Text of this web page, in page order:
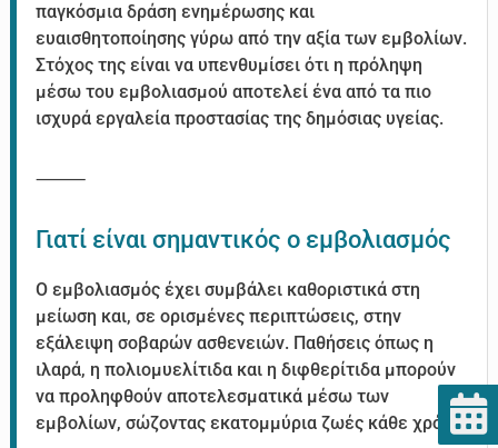
παγκόσμια δράση ενημέρωσης και
ευαισθητοποίησης γύρω από την αξία των εμβολίων.
Στόχος της είναι να υπενθυμίσει ότι η πρόληψη
μέσω του εμβολιασμού αποτελεί ένα από τα πιο
ισχυρά εργαλεία προστασίας της δημόσιας υγείας.
⸻
Γιατί είναι σημαντικός ο εμβολιασμός
Ο εμβολιασμός έχει συμβάλει καθοριστικά στη
μείωση και, σε ορισμένες περιπτώσεις, στην
εξάλειψη σοβαρών ασθενειών. Παθήσεις όπως η
ιλαρά, η πολιομυελίτιδα και η διφθερίτιδα μπορούν
να προληφθούν αποτελεσματικά μέσω των
εμβολίων, σώζοντας εκατομμύρια ζωές κάθε χρόνο.